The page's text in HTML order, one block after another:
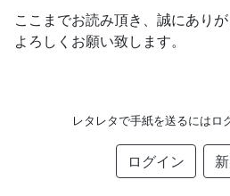
ここまでお読み頂き、誠にありが
よろしくお願い致します。
レタレタで手紙を送るにはロ
ログイン